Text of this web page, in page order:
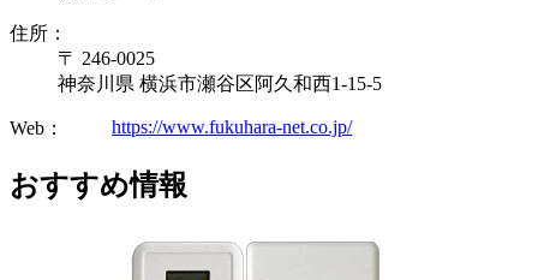
住所：
〒 246-0025
神奈川県 横浜市瀬谷区阿久和西1-15-5
Web： https://www.fukuhara-net.co.jp/
おすすめ情報